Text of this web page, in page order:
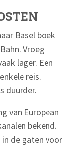
Basel boek
Vroeg
lager. Een
reis.
duurder.
van European
bekend.
in de gaten voor